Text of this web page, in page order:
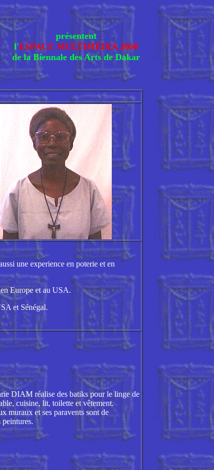
présentent
l'ESPACE MULTIMÉDIA 2000
de la Biennale des Arts de Dakar
une experience en poterie et en
Europe et au USA.
et Sénégal.
DIAM réalise des batiks pour le linge de
cuisine, lit, toilette et vêtement.
muraux et ses paravents sont de
peintures.